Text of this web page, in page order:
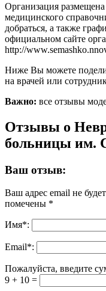
Организация размещена
медицинского
добраться, а также
официальном сайте
http://
Ниже Вы можете
на врачей или
Важно: все отзывы
Отзывы о
больницы им.
Ваш отзыв:
Ваш адрес email не
помечены *
Имя*:
Email*:
Пожалуйста, введите
9 + 10 =